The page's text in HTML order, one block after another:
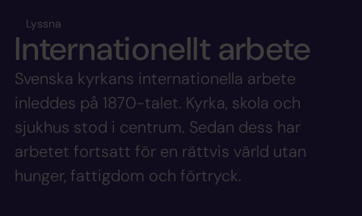
Lyssna
Internationellt arbete
Svenska kyrkans internationella arbete
inleddes på 1870-talet. Kyrka, skola och
sjukhus stod i centrum. Sedan dess har
arbetet fortsatt för en rättvis värld utan
hunger, fattigdom och förtryck.